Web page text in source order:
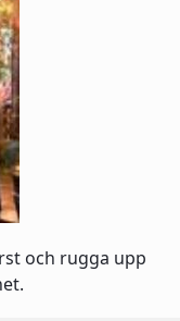
och rugga upp